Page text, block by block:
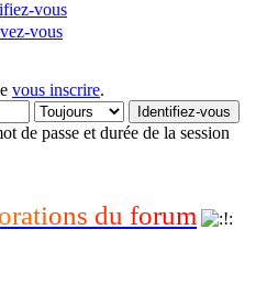
vous
vous
vous inscrire.
de passe et durée de la session
orations du forum